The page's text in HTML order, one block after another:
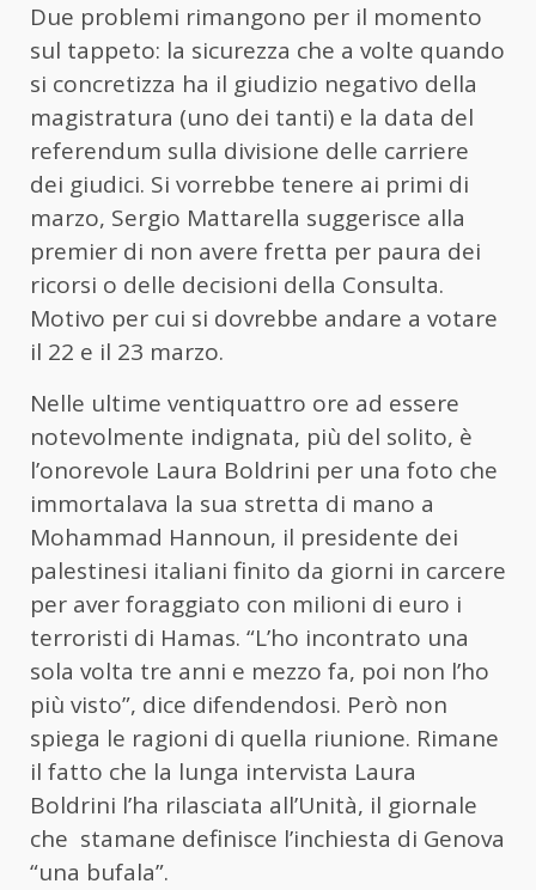
Due problemi rimangono per il momento
sul tappeto: la sicurezza che a volte quando
si concretizza ha il giudizio negativo della
magistratura (uno dei tanti) e la data del
referendum sulla divisione delle carriere
dei giudici. Si vorrebbe tenere ai primi di
marzo, Sergio Mattarella suggerisce alla
premier di non avere fretta per paura dei
ricorsi o delle decisioni della Consulta.
Motivo per cui si dovrebbe andare a votare
il 22 e il 23 marzo.
Nelle ultime ventiquattro ore ad essere
notevolmente indignata, più del solito, è
l’onorevole Laura Boldrini per una foto che
immortalava la sua stretta di mano a
Mohammad Hannoun, il presidente dei
palestinesi italiani finito da giorni in carcere
per aver foraggiato con milioni di euro i
terroristi di Hamas. “L’ho incontrato una
sola volta tre anni e mezzo fa, poi non l’ho
più visto”, dice difendendosi. Però non
spiega le ragioni di quella riunione. Rimane
il fatto che la lunga intervista Laura
Boldrini l’ha rilasciata all’Unità, il giornale
che stamane definisce l’inchiesta di Genova
“una bufala”.